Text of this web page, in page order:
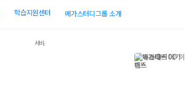
학습지원센터 메가스터디그룹 소개
서비스 가입사실 확인